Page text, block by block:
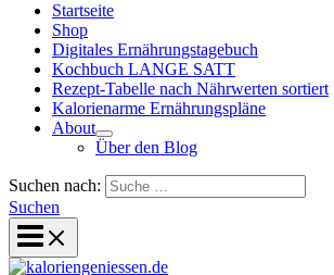
Startseite
Shop
Digitales Ernährungstagebuch
Kochbuch LANGE SATT
Rezept-Tabelle nach Nährwerten sortiert
Kalorienarme Ernährungspläne
About
Über den Blog
Suchen nach:
Suchen